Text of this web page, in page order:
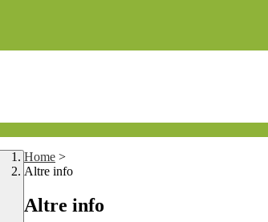
Home >
Altre info
Altre info